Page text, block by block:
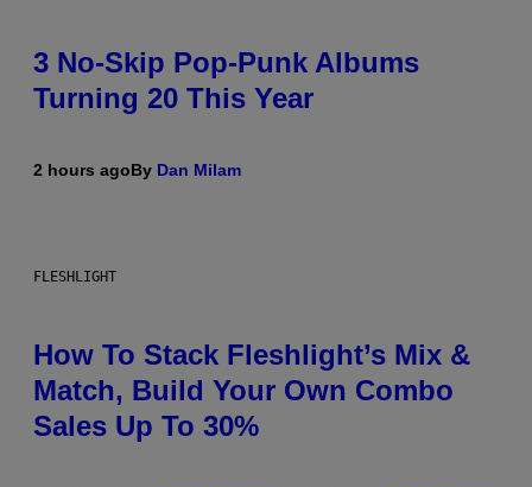
3 No-Skip Pop-Punk Albums
Turning 20 This Year
2 hours agoBy Dan Milam
FLESHLIGHT
How To Stack Fleshlight’s Mix &
Match, Build Your Own Combo
Sales Up To 30%